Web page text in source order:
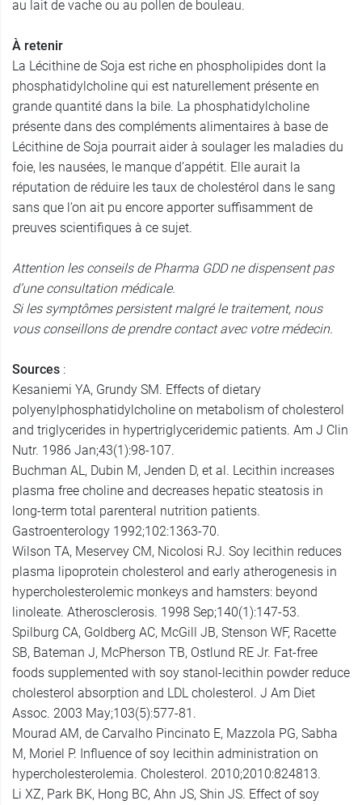
au lait de vache ou au pollen de bouleau.
À retenir
La Lécithine de Soja est riche en phospholipides dont la
phosphatidylcholine qui est naturellement présente en
grande quantité dans la bile. La phosphatidylcholine
présente dans des compléments alimentaires à base de
Lécithine de Soja pourrait aider à soulager les maladies du
foie, les nausées, le manque d’appétit. Elle aurait la
réputation de réduire les taux de cholestérol dans le sang
sans que l’on ait pu encore apporter suffisamment de
preuves scientifiques à ce sujet.
Attention les conseils de Pharma GDD ne dispensent pas
d’une consultation médicale.
Si les symptômes persistent malgré le traitement, nous
vous conseillons de prendre contact avec votre médecin.
Sources :
Kesaniemi YA, Grundy SM. Effects of dietary
polyenylphosphatidylcholine on metabolism of cholesterol
and triglycerides in hypertriglyceridemic patients. Am J Clin
Nutr. 1986 Jan;43(1):98-107.
Buchman AL, Dubin M, Jenden D, et al. Lecithin increases
plasma free choline and decreases hepatic steatosis in
long-term total parenteral nutrition patients.
Gastroenterology 1992;102:1363-70.
Wilson TA, Meservey CM, Nicolosi RJ. Soy lecithin reduces
plasma lipoprotein cholesterol and early atherogenesis in
hypercholesterolemic monkeys and hamsters: beyond
linoleate. Atherosclerosis. 1998 Sep;140(1):147-53.
Spilburg CA, Goldberg AC, McGill JB, Stenson WF, Racette
SB, Bateman J, McPherson TB, Ostlund RE Jr. Fat-free
foods supplemented with soy stanol-lecithin powder reduce
cholesterol absorption and LDL cholesterol. J Am Diet
Assoc. 2003 May;103(5):577-81.
Mourad AM, de Carvalho Pincinato E, Mazzola PG, Sabha
M, Moriel P. Influence of soy lecithin administration on
hypercholesterolemia. Cholesterol. 2010;2010:824813.
Li XZ, Park BK, Hong BC, Ahn JS, Shin JS. Effect of soy